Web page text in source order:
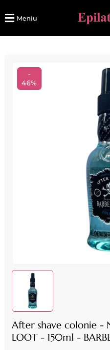
Meniu
-
46%
After shave colonie -
LOOT - 150ml -